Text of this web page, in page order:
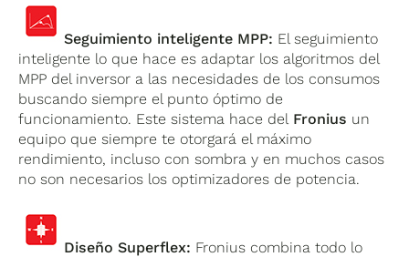
Seguimiento inteligente MPP: El seguimiento
inteligente lo que hace es adaptar los algoritmos del
MPP del inversor a las necesidades de los consumos
buscando siempre el punto óptimo de
funcionamiento. Este sistema hace del Fronius un
equipo que siempre te otorgará el máximo
rendimiento, incluso con sombra y en muchos casos
no son necesarios los optimizadores de potencia.
Diseño Superflex: Fronius combina todo lo